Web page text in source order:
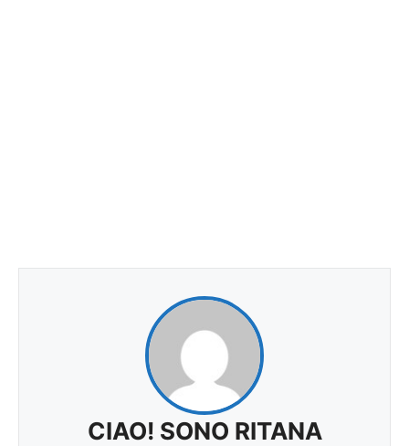
CIAO! SONO RITANA